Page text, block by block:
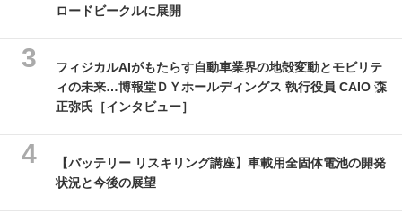
ロードビークルに展開
フィジカルAIがもたらす自動車業界の地殻変動とモビリテ
ィの未来…博報堂ＤＹホールディングス 執行役員 CAIO 森
正弥氏［インタビュー］
【バッテリー リスキリング講座】車載用全固体電池の開発
状況と今後の展望